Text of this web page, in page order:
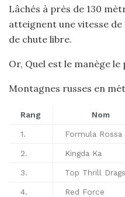
Lâchés à près de 130
atteignent une vitesse
de chute libre.
Or, Quel est le manège
Montagnes russes en
Rang Nom
1. Formula Rossa
2. Kingda Ka
3. Top Thrill
4. Red Force